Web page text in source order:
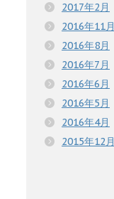
2017年2月
2016年11月
2016年8月
2016年7月
2016年6月
2016年5月
2016年4月
2015年12月